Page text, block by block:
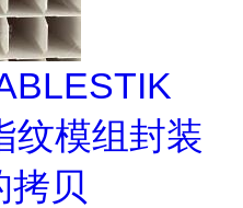
纹模组封装
拷贝